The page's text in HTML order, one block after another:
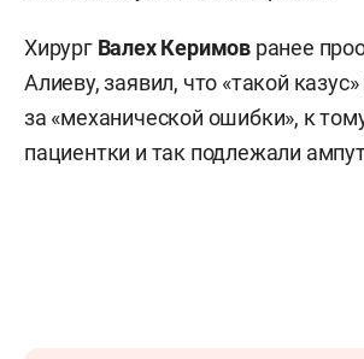
Хирург Валех Керимов ранее
Алиеву, заявил, что «такой
за «механической ошибки», к
пациентки и так подлежали